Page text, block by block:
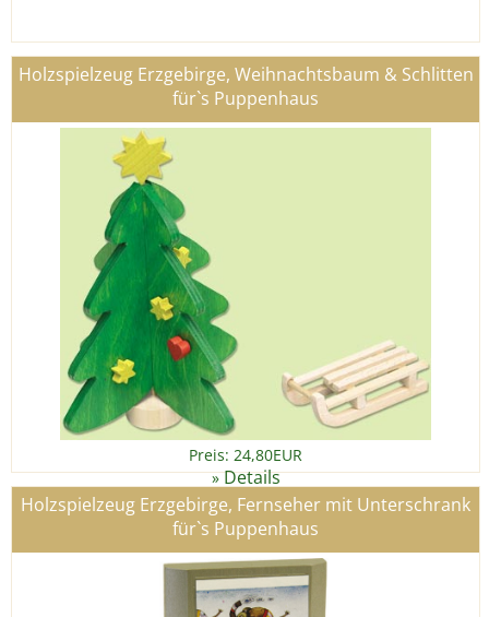
Holzspielzeug Erzgebirge, Weihnachtsbaum & Schlitten
für`s Puppenhaus
Preis: 24,80EUR
»Details
Holzspielzeug Erzgebirge, Fernseher mit Unterschrank
für`s Puppenhaus